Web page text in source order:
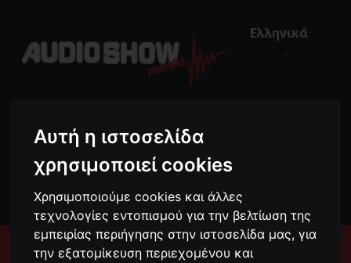
Αυτή η ιστοσελίδα
χρησιμοποιεί cookies
Χρησιμοποιούμε cookies και άλλες
τεχνολογίες εντοπισμού για την βελτίωση της
εμπειρίας περιήγησης στην ιστοσελίδα μας, για
την εξατομίκευση περιεχομένου και
Ελληνικά
Μενού